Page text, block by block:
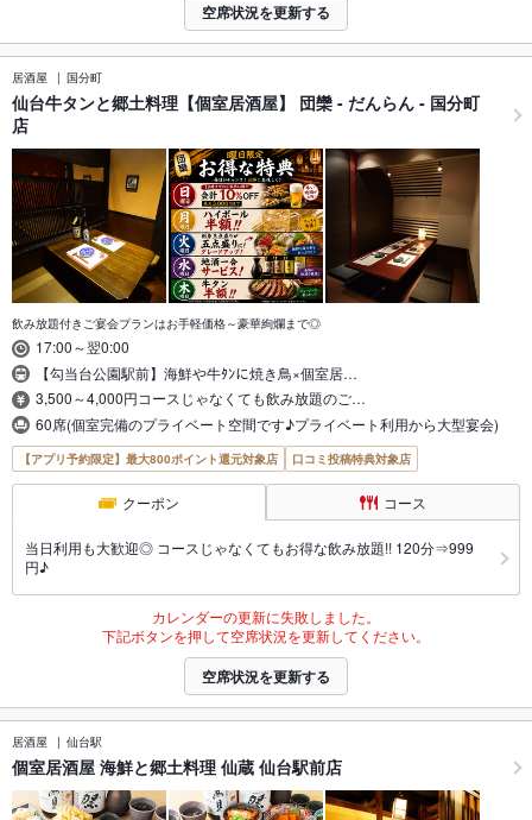
空席状況を更新する
居酒屋 国分町
仙台牛タンと郷土料理【個室居酒屋】 団欒 - だんらん - 国分町
店
飲み放題付きご宴会プランはお手軽価格～豪華絢爛まで◎
17:00～翌0:00
【勾当台公園駅前】海鮮や牛ﾀﾝに焼き鳥×個室居…
3,500～4,000円コースじゃなくても飲み放題のご…
60席(個室完備のプライベート空間です♪プライベート利用から大型宴会)
【アプリ予約限定】最大800ポイント還元対象店 口コミ投稿特典対象店
クーポン コース
当日利用も大歓迎◎ コースじゃなくてもお得な飲み放題!! 120分⇒999
円♪
カレンダーの更新に失敗しました。
下記ボタンを押して空席状況を更新してください。
空席状況を更新する
居酒屋 仙台駅
個室居酒屋 海鮮と郷土料理 仙蔵 仙台駅前店